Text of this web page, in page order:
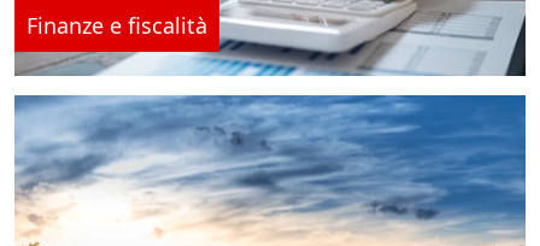
Finanze e fiscalità